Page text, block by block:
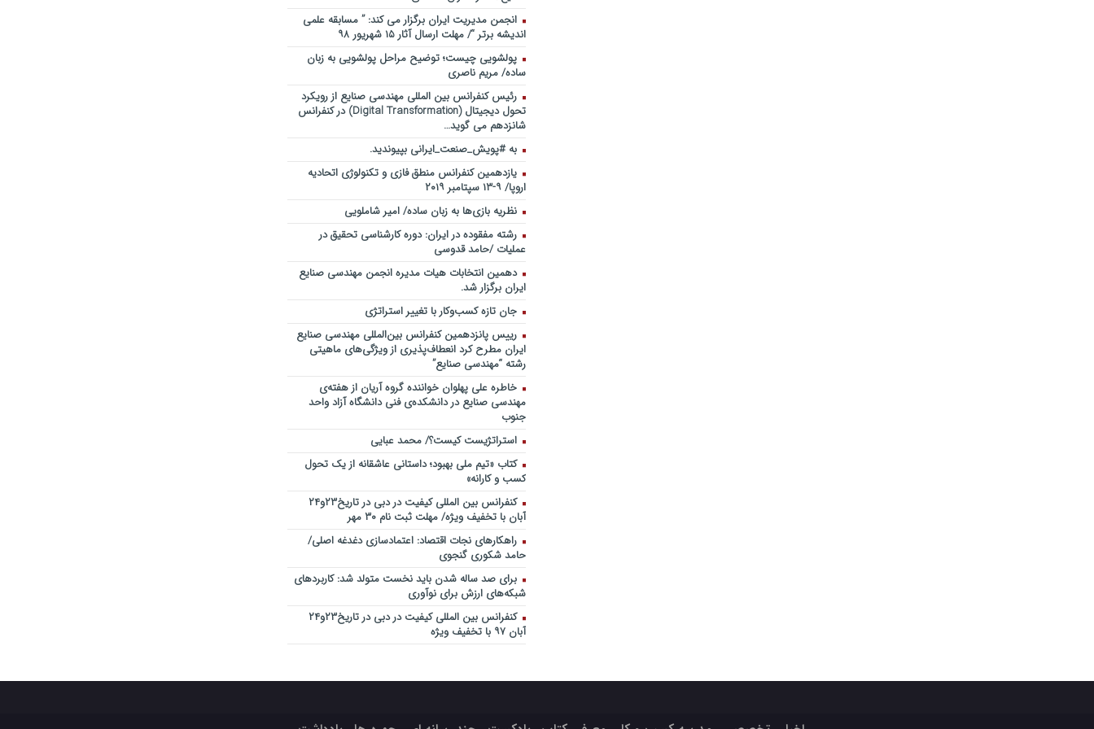
انجمن مدیریت ایران برگزار می کند: ” مسابقه علمی
اندیشه برتر “/ مهلت ارسال آثار ۱۵ شهریور ۹۸
پولشویی چیست؛ توضیح مراحل پولشویی به زبان
ساده/ مریم ناصری
رئیس کنفرانس بین المللی مهندسی صنایع از رویکرد
تحول دیجیتال (Digital Transformation) در کنفرانس
شانزدهم می گوید…
به #پویش_صنعت_ایرانی بپیوندید.
یازدهمین کنفرانس منطق فازی و تکنولوژی اتحادیه
اروپا/ ۹-۱۳ سپتامبر ۲۰۱۹
نظریه بازی‌ها به زبان ساده/ امیر شاملویی
رشته مفقوده در ایران: دوره کارشناسی تحقیق در
عملیات /حامد قدوسی
دهمین انتخابات هیات مدیره انجمن مهندسی صنایع
ایران برگزار شد.
جان تازه کسب‌وکار با تغییر استراتژی
رییس پانزدهمین کنفرانس بین‌المللی مهندسی صنایع
ایران مطرح کرد انعطاف‌پذیری از ویژگی‌های ماهیتی
رشته “مهندسی صنایع”
خاطره علی پهلوان خواننده گروه آریان از هفته‌ی
مهندسی صنایع در دانشکده‌ی فنی دانشگاه آزاد واحد
جنوب
استراتژیست کیست؟‬/ محمد عبایی
کتاب «تیم ملی بهبود؛ داستانی عاشقانه از یک تحول
کسب و کارانه»
کنفرانس بین المللی کیفیت در دبی در تاریخ۲۳و۲۴
آبان با تخفیف ویژه/ مهلت ثبت نام ۳۰ مهر
راهکارهای نجات اقتصاد: اعتمادسازی دغدغه اصلی/
حامد شکوری گنجوی
برای صد ساله شدن باید نخست متولد شد: کاربردهای
شبکه‌های ارزش برای نوآوری
کنفرانس بین المللی کیفیت در دبی در تاریخ۲۳و۲۴
آبان ۹۷ با تخفیف ویژه